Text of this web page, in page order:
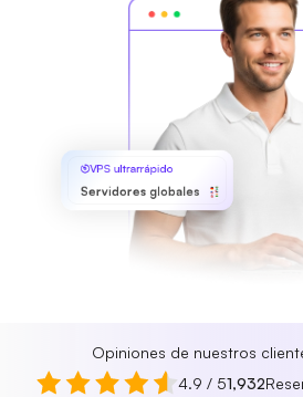
VPS ultrarrápido
Servidores globales
Opiniones de nuestros
4.9 / 51,932